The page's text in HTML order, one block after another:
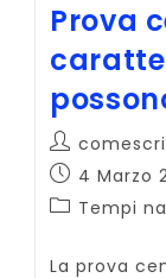
Prova
Autore
dell'articolo:
Articolo
pubblicato:
4 Marzo
Categoria
Tempi
La prova